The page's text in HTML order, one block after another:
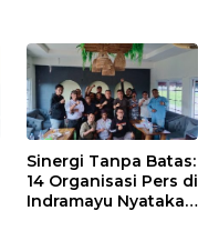
Sinergi Tanpa Batas:
14 Organisasi Pers di
Indramayu Nyatakan